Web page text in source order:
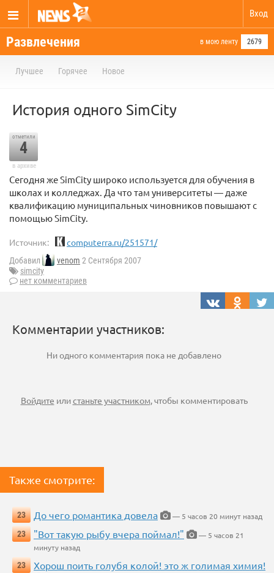
Вход
Развлечения в мою ленту 2679
Лучшее Горячее Новое
История одного SimCity
отметили
4
в архиве
Сегодня же SimCity широко используется для обучения в
школах и колледжах. Да что там университеты — даже
квалификацию муниципальных чиновников повышают с
помощью SimCity.
Источник: computerra.ru/251571/
Добавил venom 2 Сентября 2007
simcity
нет комментариев
Комментарии участников:
Ни одного комментария пока не добавлено
Войдите илистаньте участником, чтобы комментировать
Также смотрите:
23 До чего романтика довела
— 5 часов 20 минут назад
23
"Вот такую рыбу вчера поймал!"
— 5 часов 21
минуту назад
23
Хорош поить голубя колой! это ж голимая химия!